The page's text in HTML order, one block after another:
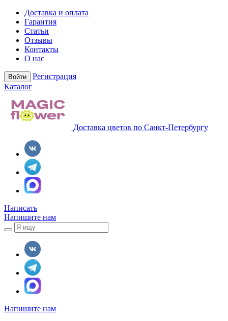
Доставка и оплата
Гарантия
Статьи
Отзывы
Контакты
О нас
Войти
Регистрация
Каталог
Доставка цветов по Санкт-Петербургу
Написать
Напишите нам
Напишите нам